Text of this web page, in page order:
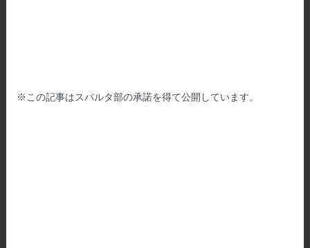
※ この記事はスパルタ部の承諾を得て公開しています。